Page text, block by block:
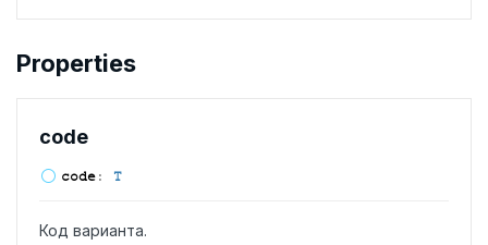
Properties
code
code: T
Код варианта.